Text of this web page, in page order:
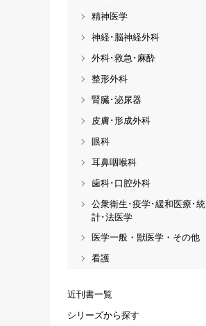
精神医学
神経･脳神経外科
外科･救急･麻酔
整形外科
腎臓･泌尿器
皮膚･形成外科
眼科
耳鼻咽喉科
歯科･口腔外科
公衆衛生･疫学･緩和医療･統
計･法医学
医学一般・獣医学・その他
看護
近刊書一覧
シリーズから探す